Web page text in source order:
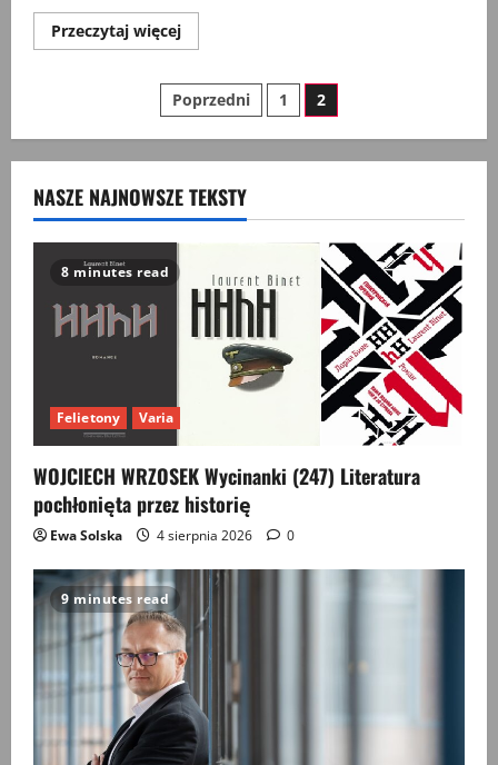
Przeczytaj więcejPrzeczytaj
więcej
historii
jako
dyscypliny
–
Stronicowanie
wpisów
Poprzedni 1 2
NASZE NAJNOWSZE TEKSTY
8 minutes read
Felietony Varia
WOJCIECH WRZOSEK Wycinanki (247) Literatura
pochłonięta przez historię
Ewa Solska 4 sierpnia 2026 0
9 minutes read